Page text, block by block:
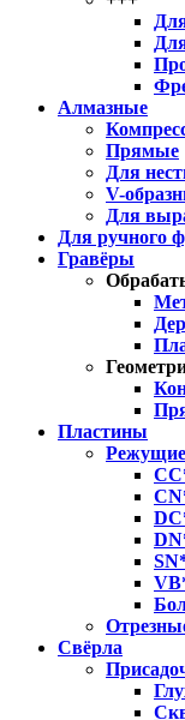
Алмазные
Прямые
Для
V-
Для
Для ручного
Гравёры
Пластины
Свёрла